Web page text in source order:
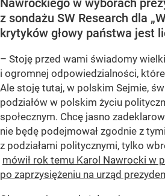
Nawrockiego w wyborach
z sondażu SW Research dla
krytyków głowy państwa jest
– Stoję przed wami świadomy
i ogromnej odpowiedzialności,
Ale stoję tutaj, w polskim Sejmie,
podziałów w polskim życiu
społecznym. Chcę jasno
nie będę podejmował zgodnie z
z podziałami politycznymi, tylko
mówił rok temu Karol Nawrocki w
po zaprzysiężeniu na urząd